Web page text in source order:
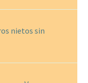
nietos sin